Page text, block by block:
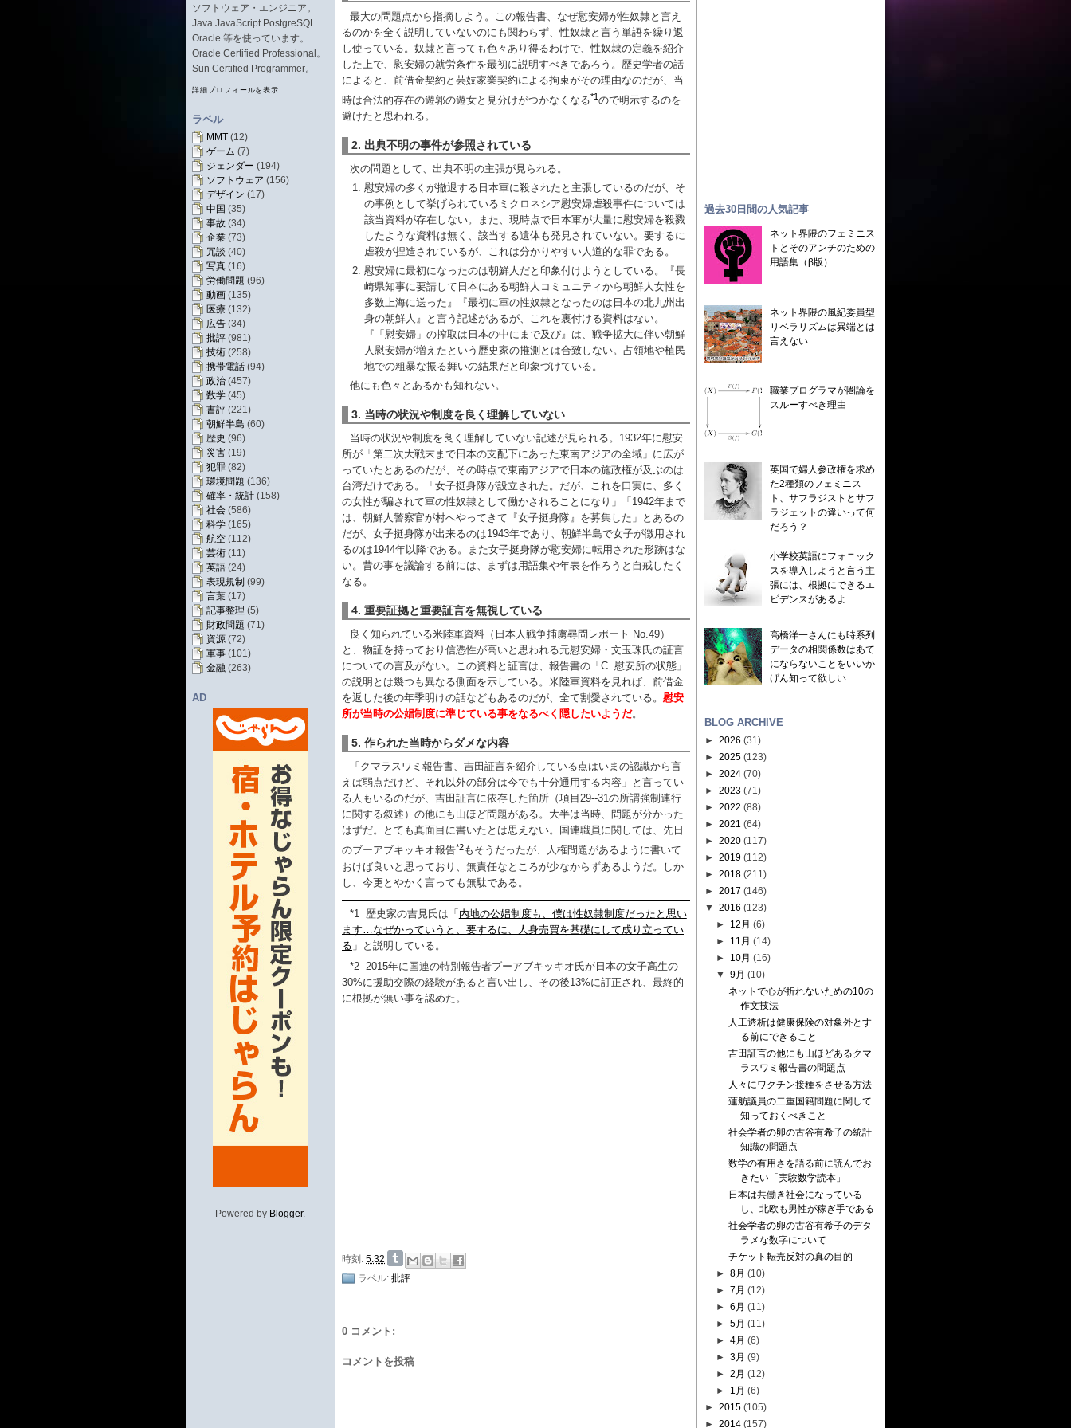
ソフトウェア・エンジニア。
Java JavaScript PostgreSQL
Oracle 等を使っています。
Oracle Certified Professional。
Sun Certified Programmer。
詳細プロフィールを表示
ラベル
MMT (12)
ゲーム (7)
ジェンダー (194)
ソフトウェア (156)
デザイン (17)
中国 (35)
事故 (34)
企業 (73)
冗談 (40)
写真 (16)
労働問題 (96)
動画 (135)
医療 (132)
広告 (34)
批評 (981)
技術 (258)
携帯電話 (94)
政治 (457)
数学 (45)
書評 (221)
朝鮮半島 (60)
歴史 (96)
災害 (19)
犯罪 (82)
環境問題 (136)
確率・統計 (158)
社会 (586)
科学 (165)
航空 (112)
芸術 (11)
英語 (24)
表現規制 (99)
言葉 (17)
記事整理 (5)
財政問題 (71)
資源 (72)
軍事 (101)
金融 (263)
AD
Powered by Blogger.
最大の問題点から指摘しよう。この報告書、なぜ慰安婦が性奴隷と言え
るのかを全く説明していないのにも関わらず、性奴隷と言う単語を繰り返
し使っている。奴隷と言っても色々あり得るわけで、性奴隷の定義を紹介
した上で、慰安婦の就労条件を最初に説明すべきであろう。歴史学者の話
によると、前借金契約と芸妓家業契約による拘束がその理由なのだが、当
時は合法的存在の遊郭の遊女と見分けがつかなくなる*1ので明示するのを
避けたと思われる。
2. 出典不明の事件が参照されている
次の問題として、出典不明の主張が見られる。
慰安婦の多くが撤退する日本軍に殺されたと主張しているのだが、そ
の事例として挙げられているミクロネシア慰安婦虐殺事件については
該当資料が存在しない。また、現時点で日本軍が大量に慰安婦を殺戮
したような資料は無く、該当する遺体も発見されていない。要するに
虐殺が捏造されているが、これは分かりやすい人道的な罪である。
慰安婦に最初になったのは朝鮮人だと印象付けようとしている。『長
崎県知事に要請して日本にある朝鮮人コミュニティから朝鮮人女性を
多数上海に送った』『最初に軍の性奴隷となったのは日本の北九州出
身の朝鮮人』と言う記述があるが、これを裏付ける資料はない。
『「慰安婦」の搾取は日本の中にまで及び』は、戦争拡大に伴い朝鮮
人慰安婦が増えたという歴史家の推測とは合致しない。占領地や植民
地での粗暴な振る舞いの結果だと印象づけている。
他にも色々とあるかも知れない。
3. 当時の状況や制度を良く理解していない
当時の状況や制度を良く理解していない記述が見られる。1932年に慰安
所が「第二次大戦末まで日本の支配下にあった東南アジアの全域」に広が
っていたとあるのだが、その時点で東南アジアで日本の施政権が及ぶのは
台湾だけである。「女子挺身隊が設立された。だが、これを口実に、多く
の女性が騙されて軍の性奴隷として働かされることになり」「1942年まで
は、朝鮮人警察官が村へやってきて『女子挺身隊』を募集した」とあるの
だが、女子挺身隊が出来るのは1943年であり、朝鮮半島で女子が徴用され
るのは1944年以降である。また女子挺身隊が慰安婦に転用された形跡はな
い。昔の事を議論する前には、まずは用語集や年表を作ろうと自戒したく
なる。
4. 重要証拠と重要証言を無視している
良く知られている米陸軍資料（日本人戦争捕虜尋問レポート No.49）
と、物証を持っており信憑性が高いと思われる元慰安婦・文玉珠氏の証言
についての言及がない。この資料と証言は、報告書の「C. 慰安所の状態」
の説明とは幾つも異なる側面を示している。米陸軍資料を見れば、前借金
を返した後の年季明けの話などもあるのだが、全て割愛されている。 慰安
所が当時の公娼制度に準じている事をなるべく隠したいようだ。
5. 作られた当時からダメな内容
「クマラスワミ報告書、吉田証言を紹介している点はいまの認識から言
えば弱点だけど、それ以外の部分は今でも十分通用する内容」と言ってい
る人もいるのだが、吉田証言に依存した箇所（項目29--31の所謂強制連行
に関する叙述）の他にも山ほど問題がある。大半は当時、問題が分かった
はずだ。とても真面目に書いたとは思えない。国連職員に関しては、先日
のブーアブキッキオ報告*2もそうだったが、人権問題があるように書いて
おけば良いと思っており、無責任なところが少なからずあるようだ。しか
し、今更とやかく言っても無駄である。
*1 歴史家の吉見氏は「内地の公娼制度も、僕は性奴隷制度だったと思い
ます…なぜかっていうと、要するに、人身売買を基礎にして成り立ってい
る 」と説明している。
*2
2015年に国連の特別報告者ブーアブキッキオ氏が日本の女子高生の
30%に援助交際の経験があると言い出し、その後13%に訂正され、最終的
に根拠が無い事を認めた。
時刻: 5:32
ラベル: 批評
0 コメント:
コメントを投稿
過去30日間の人気記事
ネット界隈のフェミニス
トとそのアンチのための
用語集（β版）
ネット界隈の風紀委員型
リベラリズムは異端とは
言えない
職業プログラマが圏論を
スルーすべき理由
英国で婦人参政権を求め
た2種類のフェミニス
ト、サフラジストとサフ
ラジェットの違いって何
だろう？
小学校英語にフォニック
スを導入しようと言う主
張には、根拠にできるエ
ビデンスがあるよ
高橋洋一さんにも時系列
データの相関係数はあて
にならないことをいいか
げん知って欲しい
BLOG ARCHIVE
► 2026 (31)
► 2025 (123)
► 2024 (70)
► 2023 (71)
► 2022 (88)
► 2021 (64)
► 2020 (117)
► 2019 (112)
► 2018 (211)
► 2017 (146)
▼ 2016 (123)
► 12月 (6)
► 11月 (14)
► 10月 (16)
▼ 9月 (10)
ネットで心が折れないための10の
作文技法
人工透析は健康保険の対象外とす
る前にできること
吉田証言の他にも山ほどあるクマ
ラスワミ報告書の問題点
人々にワクチン接種をさせる方法
蓮舫議員の二重国籍問題に関して
知っておくべきこと
社会学者の卵の古谷有希子の統計
知識の問題点
数学の有用さを語る前に読んでお
きたい「実験数学読本」
日本は共働き社会になっている
し、北欧も男性が稼ぎ手である
社会学者の卵の古谷有希子のデタ
ラメな数字について
チケット転売反対の真の目的
►8月 (10)
►7月 (12)
►6月 (11)
►5月 (11)
►4月 (6)
►3月 (9)
►2月 (12)
► 1月 (6)
► 2015 (105)
► 2014 (157)